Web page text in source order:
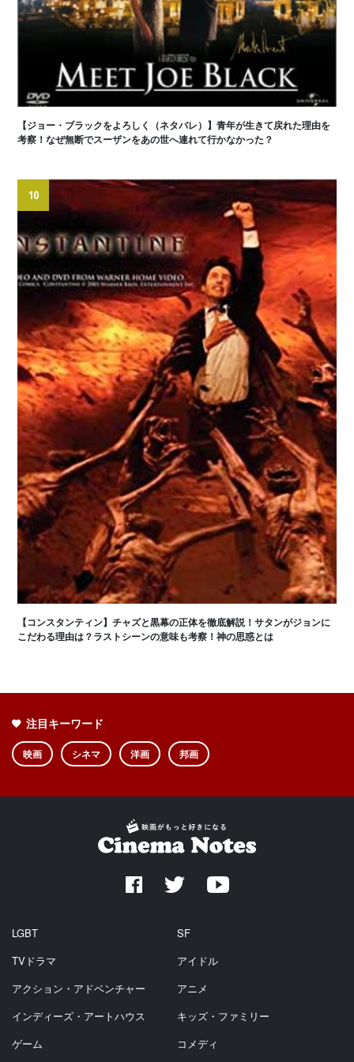
【ジョー・ブラックをよろしく（ネタバレ）】青年が生きて戻れた理由を
考察！なぜ無断でスーザンをあの世へ連れて行かなかった？
10
【コンスタンティン】チャズと黒幕の正体を徹底解説！サタンがジョンに
こだわる理由は？ラストシーンの意味も考察！神の思惑とは
注目キーワード
映画 シネマ 洋画 邦画
LGBT
SF
TVドラマ
アイドル
アクション・アドベンチャー
アニメ
インディーズ・アートハウス
キッズ・ファミリー
ゲーム
コメディ